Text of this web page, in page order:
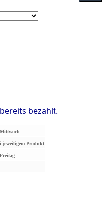
bezahlt.
jeweiligem Produkt